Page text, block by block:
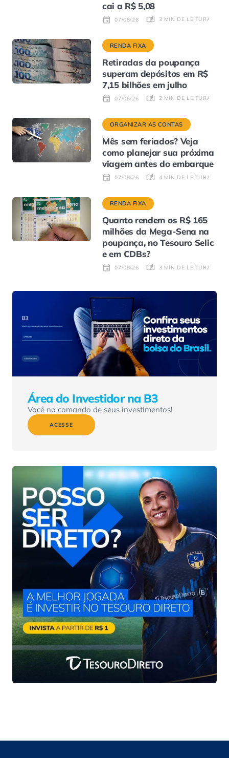
cai a R$ 5,08
07/08/26 3 MIN DE LEITURA
RENDA FIXA
Retiradas da poupança
superam depósitos em R$
7,15 bilhões em julho
07/08/26 2 MIN DE LEITURA
ORGANIZAR AS CONTAS
Mês sem feriados? Veja
como planejar sua próxima
viagem antes do embarque
07/08/26 4 MIN DE LEITURA
RENDA FIXA
Quanto rendem os R$ 165
milhões da Mega-Sena na
poupança, no Tesouro Selic
e em CDBs?
07/08/26 3 MIN DE LEITURA
Área do Investidor na B3
Você no comando de seus investimentos!
ACESSE